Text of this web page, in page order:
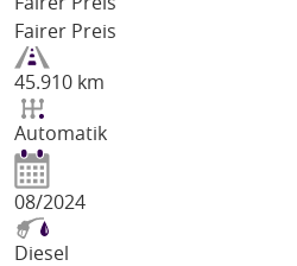
Fairer Preis
45.910 km
Automatik
08/2024
Diesel